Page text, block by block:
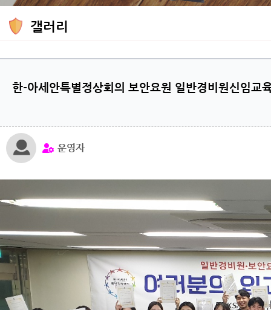
갤러리
한-아세안특별정상회의 보안요원 일반경비원신임교
운영자